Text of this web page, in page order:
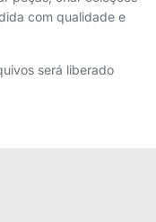
com qualidade e
será liberado